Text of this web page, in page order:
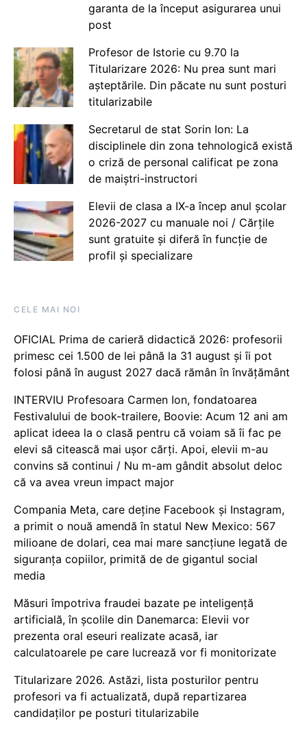
garanta de la început asigurarea unui
post
Profesor de Istorie cu 9.70 la
Titularizare 2026: Nu prea sunt mari
așteptările. Din păcate nu sunt posturi
titularizabile
Secretarul de stat Sorin Ion: La
disciplinele din zona tehnologică există
o criză de personal calificat pe zona
de maiștri-instructori
Elevii de clasa a IX-a încep anul școlar
2026-2027 cu manuale noi / Cărțile
sunt gratuite și diferă în funcție de
profil și specializare
CELE MAI NOI
OFICIAL Prima de carieră didactică 2026: profesorii
primesc cei 1.500 de lei până la 31 august și îi pot
folosi până în august 2027 dacă rămân în învățământ
INTERVIU Profesoara Carmen Ion, fondatoarea
Festivalului de book-trailere, Boovie: Acum 12 ani am
aplicat ideea la o clasă pentru că voiam să îi fac pe
elevi să citească mai ușor cărți. Apoi, elevii m-au
convins să continui / Nu m-am gândit absolut deloc
că va avea vreun impact major
Compania Meta, care deține Facebook și Instagram,
a primit o nouă amendă în statul New Mexico: 567
milioane de dolari, cea mai mare sancțiune legată de
siguranța copiilor, primită de de gigantul social
media
Măsuri împotriva fraudei bazate pe inteligență
artificială, în școlile din Danemarca: Elevii vor
prezenta oral eseuri realizate acasă, iar
calculatoarele pe care lucrează vor fi monitorizate
Titularizare 2026. Astăzi, lista posturilor pentru
profesori va fi actualizată, după repartizarea
candidaților pe posturi titularizabile